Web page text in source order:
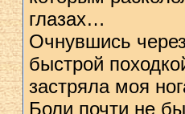
глазах…
Очнувшись
быстрой
застряла моя
Боли почти не